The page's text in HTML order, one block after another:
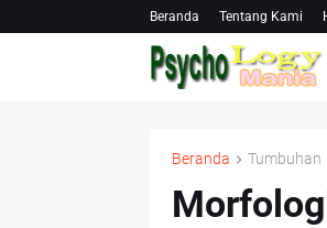
Beranda Tentang Kami
Beranda Tumbuhan